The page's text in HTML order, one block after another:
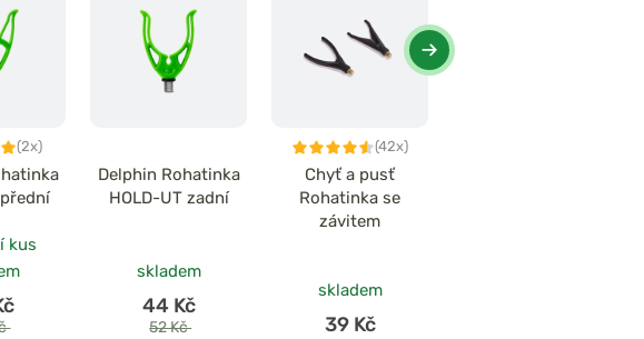
(2x)
kus
Delphin Rohatinka
HOLD-UT zadní
skladem
44 Kč
52 Kč
(42x)
Chyť a pusť
Rohatinka se
závitem
skladem
39 Kč